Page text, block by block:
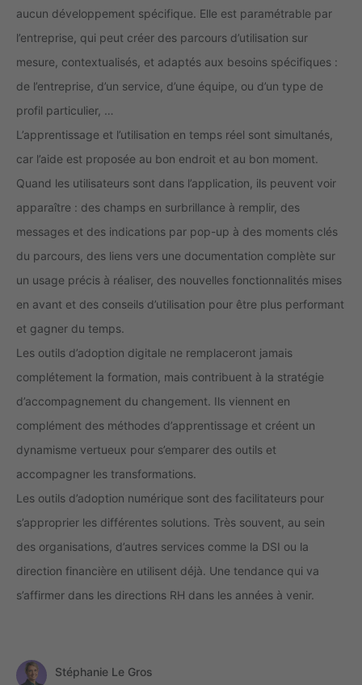
aucun développement spécifique. Elle est paramétrable par
l’entreprise, qui peut créer des parcours d’utilisation sur
mesure, contextualisés, et adaptés aux besoins spécifiques :
de l’entreprise, d’un service, d’une équipe, ou d’un type de
profil particulier, …
L’apprentissage et l’utilisation en temps réel sont simultanés,
car l’aide est proposée au bon endroit et au bon moment.
Quand les utilisateurs sont dans l’application, ils peuvent voir
apparaître : des champs en surbrillance à remplir, des
messages et des indications par pop-up à des moments clés
du parcours, des liens vers une documentation complète sur
un usage précis à réaliser, des nouvelles fonctionnalités mises
en avant et des conseils d’utilisation pour être plus performant
et gagner du temps.
Les outils d’adoption digitale ne remplaceront jamais
complétement la formation, mais contribuent à la stratégie
d’accompagnement du changement. Ils viennent en
complément des méthodes d’apprentissage et créent un
dynamisme vertueux pour s’emparer des outils et
accompagner les transformations.
Les outils d’adoption numérique sont des facilitateurs pour
s’approprier les différentes solutions. Très souvent, au sein
des organisations, d’autres services comme la DSI ou la
direction financière en utilisent déjà. Une tendance qui va
s’affirmer dans les directions RH dans les années à venir.
Stéphanie Le Gros